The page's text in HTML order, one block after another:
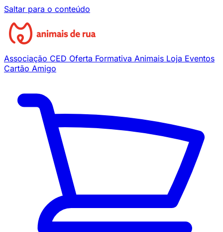
Saltar para o conteúdo
Associação CED Oferta Formativa Animais Loja Eventos
Cartão Amigo